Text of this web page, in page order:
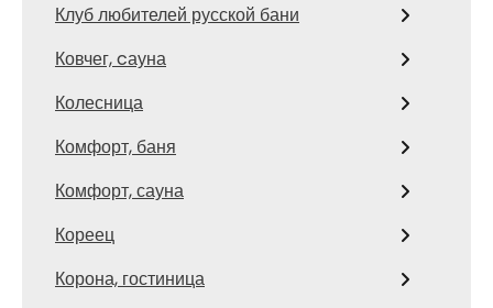
Клуб любителей русской бани
Ковчег, cауна
Колесница
Комфорт, баня
Комфорт, сауна
Кореец
Корона, гостиница